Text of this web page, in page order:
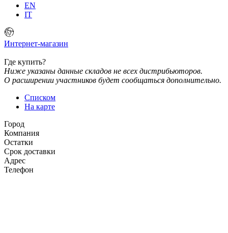
EN
IT
Интернет-магазин
Где купить?
Ниже указаны данные складов не всех дистрибьюторов.
О расширении участников будет сообщаться дополнительно.
Списком
На карте
Город
Компания
Остатки
Срок доставки
Адрес
Телефон